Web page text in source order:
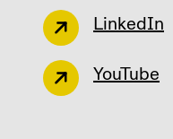
LinkedIn
YouTube